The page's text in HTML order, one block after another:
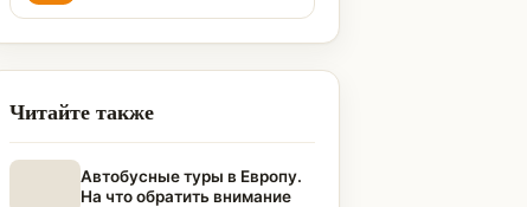
Читайте также
Автобусные туры в Европу.
На что обратить внимание